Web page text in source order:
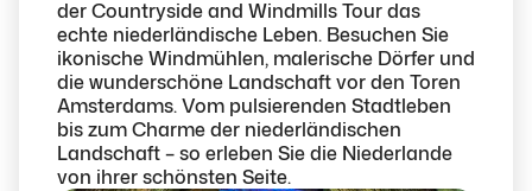
der Countryside and Windmills Tour das
echte niederländische Leben. Besuchen Sie
ikonische Windmühlen, malerische Dörfer und
die wunderschöne Landschaft vor den Toren
Amsterdams. Vom pulsierenden Stadtleben
bis zum Charme der niederländischen
Landschaft – so erleben Sie die Niederlande
von ihrer schönsten Seite.